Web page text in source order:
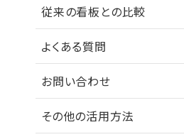
従来の看板との比較
よくある質問
お問い合わせ
その他の活用方法